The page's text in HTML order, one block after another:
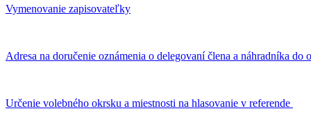
Vymenovanie zapisovateľky
Adresa na doručenie oznámenia o delegovaní člena a náhradníka
Určenie volebného okrsku a miestnosti na hlasovanie v referende